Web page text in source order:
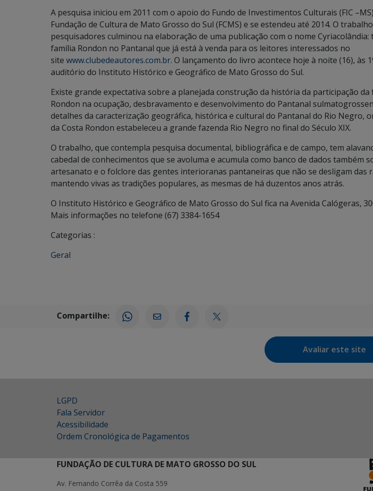
A pesquisa iniciou em 2011 com o apoio do Fundo de Investimentos Culturais (FIC
Fundação de Cultura de Mato Grosso do Sul (FCMS) e se estendeu até 2014. O
pesquisadores culminou na elaboração de uma publicação com o nome
família Rondon no Pantanal que já está à venda para os leitores interessados no
site www.clubedeautores.com.br. O lançamento do livro acontece hoje à noite (16), às
auditório do Instituto Histórico e Geográfico de Mato Grosso do Sul.
Existe grande expectativa sobre a planejada construção da história da participação da
Rondon na ocupação, desbravamento e desenvolvimento do Pantanal
detalhes da caracterização geográfica, histórica e cultural do Pantanal do Rio Negro,
da Costa Rondon estabeleceu a grande fazenda Rio Negro no final do Século XIX.
O trabalho, que contempla pesquisa documental, bibliográfica e de campo, tem
cabedal de conhecimentos que se avoluma e acumula como banco de dados também
artesanato e o folclore das gentes interioranas pantaneiras que não se desligam das
mantendo vivas as tradições populares, as mesmas de há duzentos anos atrás.
O Instituto Histórico e Geográfico de Mato Grosso do Sul fica na Avenida Calógeras,
Mais informações no telefone (67) 3384-1654
Categorias :
Geral
Compartilhe:
Avaliar este site
LGPD
Fala Servidor
Acessibilidade
Ordem Cronológica de Pagamentos
FUNDAÇÃO DE CULTURA DE MATO GROSSO DO SUL
Av. Fernando Corrêa da Costa 559